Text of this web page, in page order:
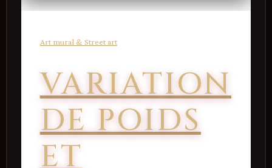
Art mural & Street art
VARIATION
DE POIDS
ET